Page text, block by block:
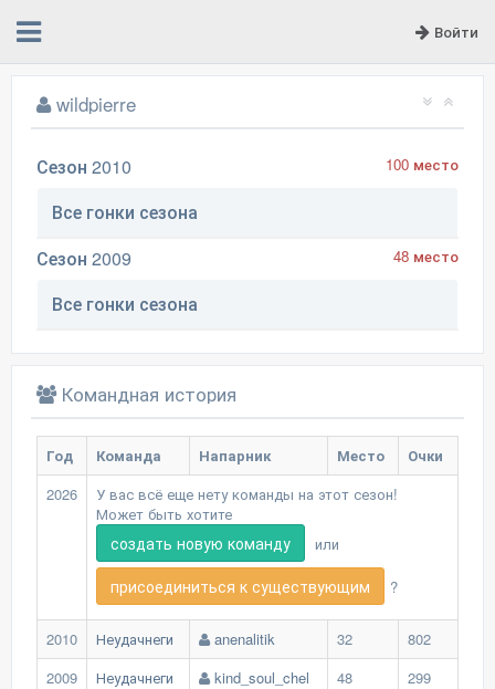
Войти
wildpierre
Сезон 2010 100 место
Все гонки сезона
Сезон 2009
48 место
Все гонки сезона
Командная история
Год Команда Напарник Место
Очки
2026
У вас всё еще нету команды на этот сезон!
Может быть хотите
создать новую команду или
присоединиться к существующим ?
2010 Неудачнеги anenalitik 32
802
2009
Неудачнеги kind_soul_chel 48 299